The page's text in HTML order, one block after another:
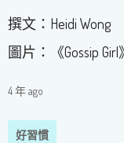
撰文：Heidi Wong
圖片：《Gossip
4 年 ago
好習慣